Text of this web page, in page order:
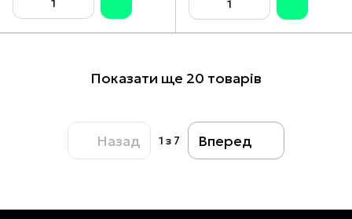
Показати ще 20 товарів
Назад 1 з 7 Вперед